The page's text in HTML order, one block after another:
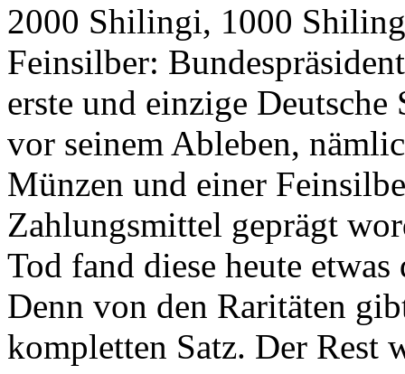
2000 Shilingi, 1000
Feinsilber:
erste und einzige Deutsche
vor seinem Ableben,
Münzen und einer
Zahlungsmittel geprägt
Tod fand diese heute
Denn von den Raritäten
kompletten Satz. Der Rest